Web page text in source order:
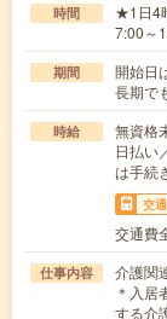
時間
★1日4
7:00～
期間
開始日
長期で
時給
無資格
日払い
は手続
交
交通費
仕事内容
介護関
＊入居
する介